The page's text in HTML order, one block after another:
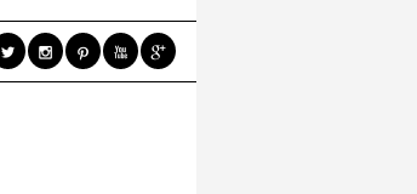
    